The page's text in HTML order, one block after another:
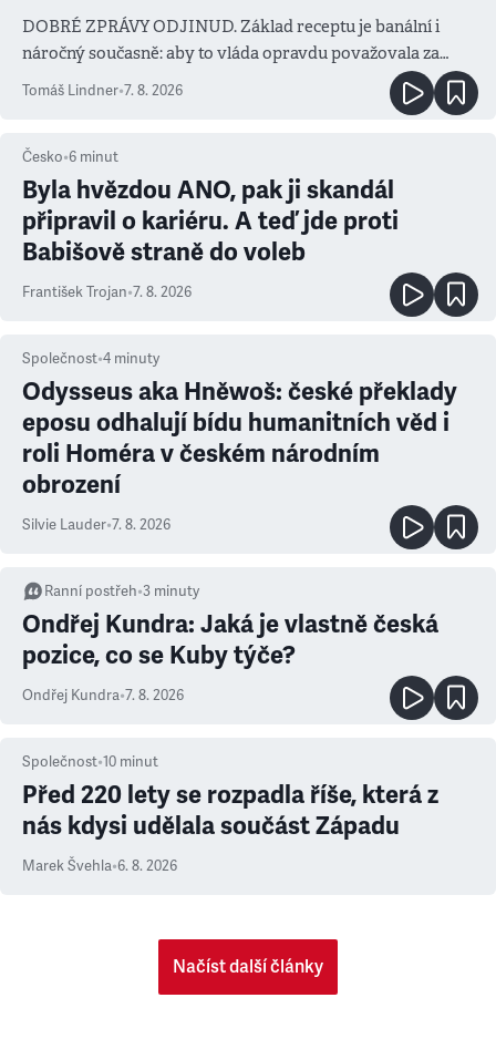
DOBRÉ ZPRÁVY ODJINUD. Základ receptu je banální i
náročný současně: aby to vláda opravdu považovala za
Tomáš Lindner•7. 8. 2026
Česko•6 minut
Byla hvězdou ANO, pak ji skandál
připravil o kariéru. A teď jde proti
Babišově straně do voleb
František Trojan•7. 8. 2026
Společnost•4 minuty
Odysseus aka Hněwoš: české překlady
eposu odhalují bídu humanitních věd i
roli Homéra v českém národním
obrození
Silvie Lauder•7. 8. 2026
Ranní postřeh•3 minuty
Ondřej Kundra: Jaká je vlastně česká
pozice, co se Kuby týče?
Ondřej Kundra•7. 8. 2026
Společnost•10 minut
Před 220 lety se rozpadla říše, která z
nás kdysi udělala součást Západu
Marek Švehla•6. 8. 2026
Načíst další články